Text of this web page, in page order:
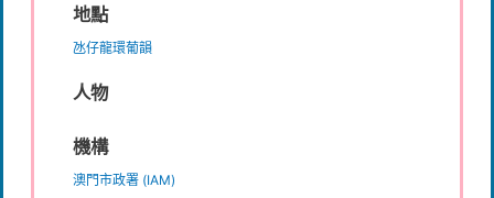
地點
氹仔龍環葡韻
人物
機構
澳門市政署 (IAM)